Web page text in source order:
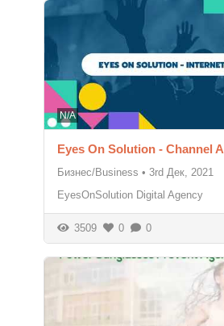
N/A
Eyes On Solution - Channel
Бизнес/Business • 3rd Дек, 2021
EyesOnSolution Digital Agency
3509 0 0